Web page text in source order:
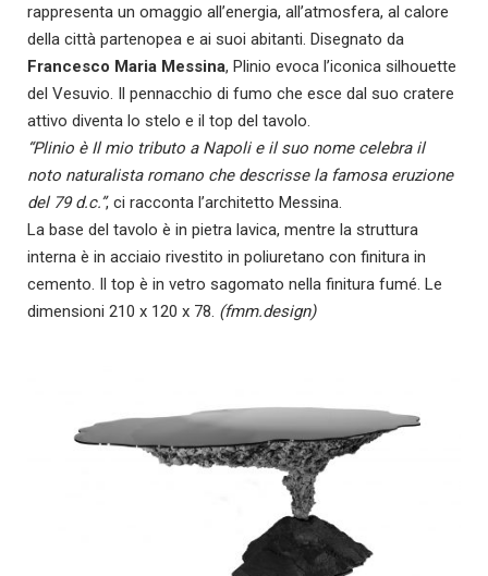
rappresenta un omaggio all’energia, all’atmosfera, al calore
della città partenopea e ai suoi abitanti. Disegnato da
Francesco Maria Messina, Plinio evoca l’iconica silhouette
del Vesuvio. Il pennacchio di fumo che esce dal suo cratere
attivo diventa lo stelo e il top del tavolo.
“Plinio è Il mio tributo a Napoli e il suo nome celebra il
noto naturalista romano che descrisse la famosa eruzione
del 79 d.c.”, ci racconta l’architetto Messina.
La base del tavolo è in pietra lavica, mentre la struttura
interna è in acciaio rivestito in poliuretano con finitura in
cemento. Il top è in vetro sagomato nella finitura fumé. Le
dimensioni 210 x 120 x 78. (fmm.design)